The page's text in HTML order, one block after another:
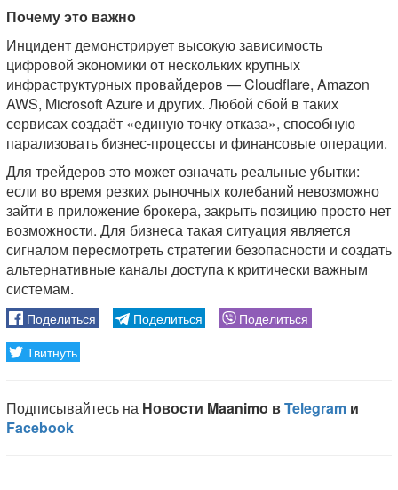
Почему это важно
Инцидент демонстрирует высокую зависимость
цифровой экономики от нескольких крупных
инфраструктурных провайдеров — Cloudflare, Amazon
AWS, Microsoft Azure и других. Любой сбой в таких
сервисах создаёт «единую точку отказа», способную
парализовать бизнес-процессы и финансовые операции.
Для трейдеров это может означать реальные убытки:
если во время резких рыночных колебаний невозможно
зайти в приложение брокера, закрыть позицию просто нет
возможности. Для бизнеса такая ситуация является
сигналом пересмотреть стратегии безопасности и создать
альтернативные каналы доступа к критически важным
системам.